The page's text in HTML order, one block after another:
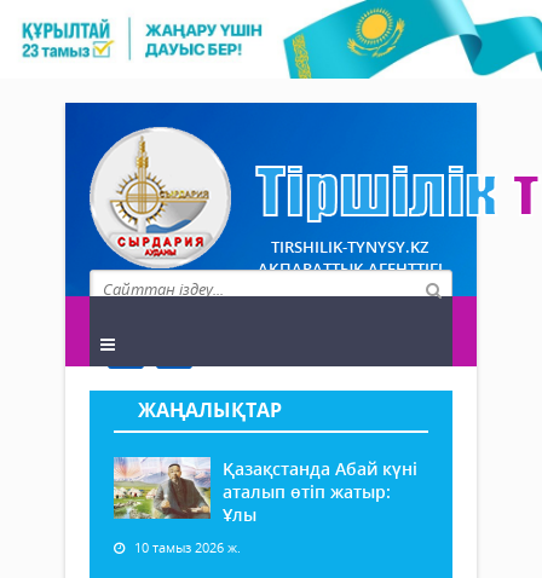
TIRSHILIK-TYNYSY.KZ
АҚПАРАТТЫҚ АГЕНТТІГІ
ЖАҢАЛЫҚТАР
Қазақстанда Абай күні
аталып өтіп жатыр:
Ұлы
10 тамыз 2026 ж.